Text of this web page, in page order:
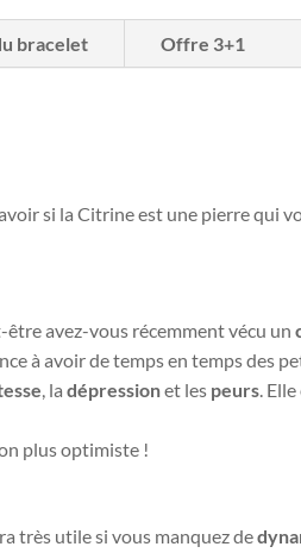
bracelet Offre 3+1
si la Citrine est une pierre qui
avez-vous récemment vécu un
à avoir de temps en temps des
, la dépressionet les peurs.
plus optimiste !
très utile si vous manquez de